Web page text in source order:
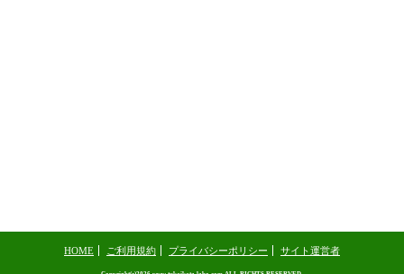
HOME ご利用規約 プライバシーポリシー サイト運営者